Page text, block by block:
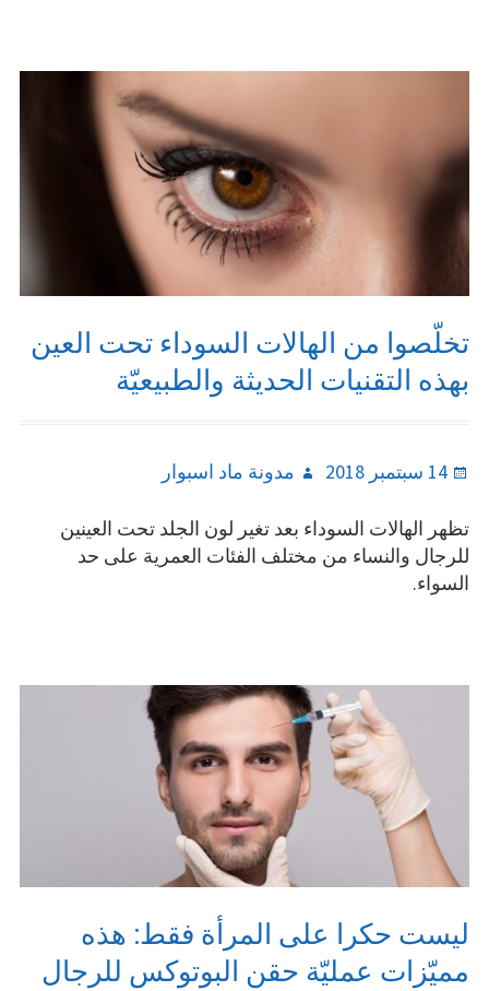
تخلّصوا من الهالات السوداء تحت العين
بهذه التقنيات الحديثة والطبيعيّة
Posted
14 سبتمبر 2018 Author
مدونة ماد اسبوار
تظهر الهالات السوداء بعد تغير لون الجلد تحت العينين
للرجال والنساء من مختلف الفئات العمرية على حد
السواء.
ليست حكرا على المرأة فقط: هذه
مميّزات عمليّة حقن البوتوكس للرجال